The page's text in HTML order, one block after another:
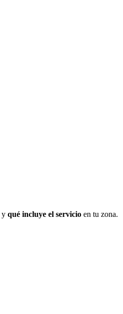
y qué incluye el servicio en tu zona.